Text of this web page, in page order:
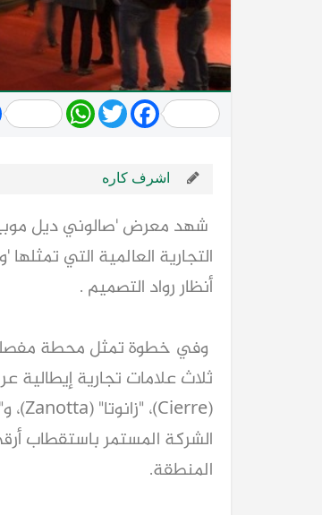
Share WhatsApp
TwitterFacebook
اشرف كاره
التجارية العالمية التي
أنظار رواد التصميم .
وفي خطوة تمثل محطة
ثلاث علامات تجارية إيطالية
الشركة المستمر باستقطاب
المنطقة.